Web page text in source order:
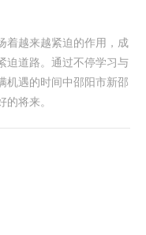
着越来越紧迫的作用，成
迫道路。通过不停学习与
机遇的时间中邵阳市新邵
将来。